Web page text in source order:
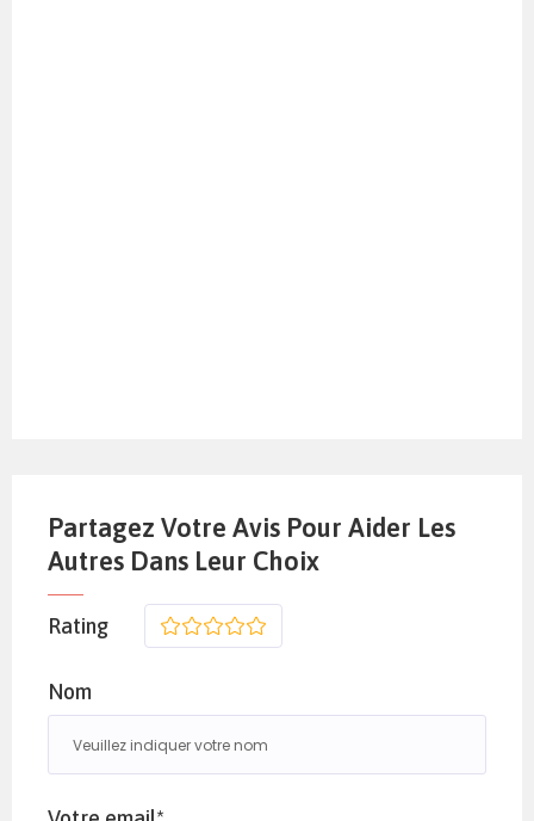
Partagez Votre Avis Pour Aider Les
Autres Dans Leur Choix
Rating 5
4
3
2
Nom